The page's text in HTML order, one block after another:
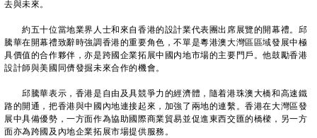
去與未來。
約五十位當地業界人士和來自香港的設計業代表團出席展覽的開幕禮。邱
騰華在開幕禮致辭時強調香港的重要角色，不單是粵港澳大灣區區域發展中極
具價值的合作夥伴，亦是跨國企業拓展中國内地市場的主要門戶。他鼓勵香港
設計師與美國同儕發掘未來合作的機會。
邱騰華表示，香港是自由及具競爭力的經濟體，隨着港珠澳大橋和高速鐵
路的開通，把香港與中國內地連接起來，加強了兩地的連繫。香港在大灣區發
展中具備優勢，一方面作為協助國際商業貿易並促進東西交匯的橋樑，另一方
面亦為跨國及內地企業拓展市場提供服務。